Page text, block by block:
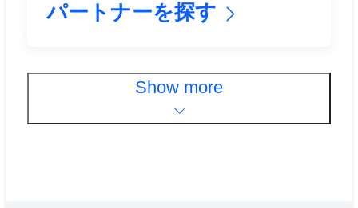
パートナーを探す
Show more